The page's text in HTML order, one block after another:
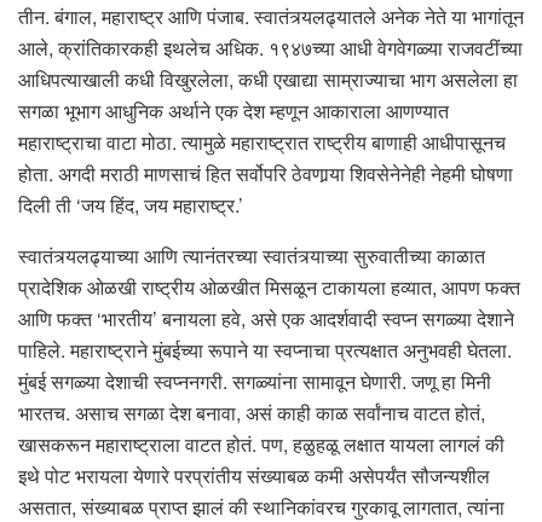
तीन. बंगाल, महाराष्ट्र आणि पंजाब. स्वातंत्र्यलढ्यातले अनेक नेते या भागांतून
आले, क्रांतिकारकही इथलेच अधिक. १९४७च्या आधी वेगवेगळ्या राजवटींच्या
आधिपत्याखाली कधी विखुरलेला, कधी एखाद्या साम्राज्याचा भाग असलेला हा
सगळा भूभाग आधुनिक अर्थाने एक देश म्हणून आकाराला आणण्यात
महाराष्ट्राचा वाटा मोठा. त्यामुळे महाराष्ट्रात राष्ट्रीय बाणाही आधीपासूनच
होता. अगदी मराठी माणसाचं हित सर्वोपरि ठेवणार्‍या शिवसेनेनेही नेहमी घोषणा
दिली ती ‘जय हिंद, जय महाराष्ट्र.’
स्वातंत्र्यलढ्याच्या आणि त्यानंतरच्या स्वातंत्र्याच्या सुरुवातीच्या काळात
प्रादेशिक ओळखी राष्ट्रीय ओळखीत मिसळून टाकायला हव्यात, आपण फक्त
आणि फक्त ‘भारतीय’ बनायला हवे, असे एक आदर्शवादी स्वप्न सगळ्या देशाने
पाहिले. महाराष्ट्राने मुंबईच्या रूपाने या स्वप्नाचा प्रत्यक्षात अनुभवही घेतला.
मुंबई सगळ्या देशाची स्वप्ननगरी. सगळ्यांना सामावून घेणारी. जणू हा मिनी
भारतच. असाच सगळा देश बनावा, असं काही काळ सर्वांनाच वाटत होतं,
खासकरून महाराष्ट्राला वाटत होतं. पण, हळुहळू लक्षात यायला लागलं की
इथे पोट भरायला येणारे परप्रांतीय संख्याबळ कमी असेपर्यंत सौजन्यशील
असतात, संख्याबळ प्राप्त झालं की स्थानिकांवरच गुरकावू लागतात, त्यांना